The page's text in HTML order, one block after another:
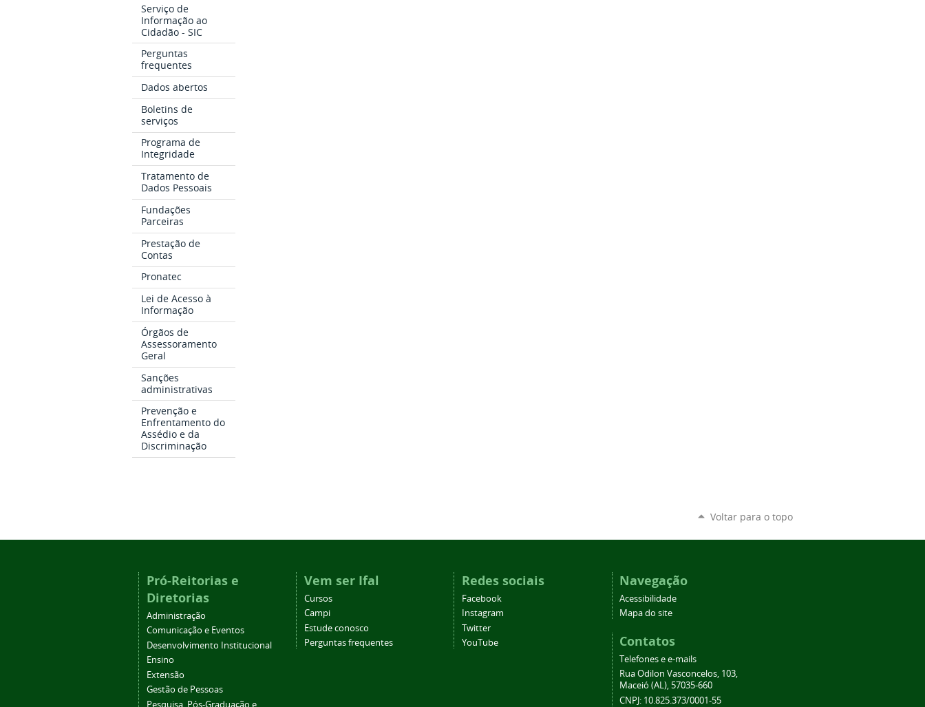
Serviço de
Informação ao
Cidadão - SIC
Perguntas
frequentes
Dados abertos
Boletins de
serviços
Programa de
Integridade
Tratamento de
Dados Pessoais
Fundações
Parceiras
Prestação de
Contas
Pronatec
Lei de Acesso à
Informação
Órgãos de
Assessoramento
Geral
Sanções
administrativas
Prevenção e
Enfrentamento do
Assédio e da
Discriminação
Voltar para o topo
Pró-Reitorias e
Diretorias
Administração
Comunicação e Eventos
Desenvolvimento Institucional
Ensino
Extensão
Gestão de Pessoas
Pesquisa, Pós-Graduação e
Vem ser Ifal
Cursos
Campi
Estude conosco
Perguntas frequentes
Redes sociais
Facebook
Instagram
Twitter
YouTube
Navegação
Acessibilidade
Mapa do site
Contatos
Telefones e e-mails
Rua Odilon Vasconcelos, 103,
Maceió (AL), 57035-660
CNPJ: 10.825.373/0001-55